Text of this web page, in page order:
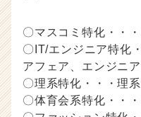
〇マスコミ特化・・
〇IT/エンジニア特化
アフェア、エンジニ
〇理系特化・・・理
〇体育会系特化・・